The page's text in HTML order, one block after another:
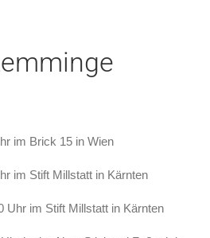
im Brick 15 in Wien
im Stift Millstatt in Kärnten
Uhr im Stift Millstatt in Kärnten